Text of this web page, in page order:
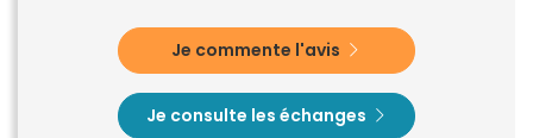
Je commente l'avis
Je consulte les échanges